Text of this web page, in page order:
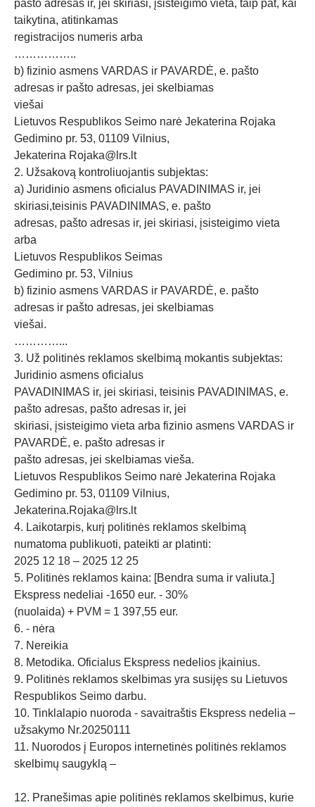
pašto adresas ir, jei skiriasi, įsisteigimo vieta, taip pat, kai
taikytina, atitinkamas
registracijos numeris arba
……………..
b) fizinio asmens VARDAS ir PAVARDĖ, e. pašto
adresas ir pašto adresas, jei skelbiamas
viešai
Lietuvos Respublikos Seimo narė Jekaterina Rojaka
Gedimino pr. 53, 01109 Vilnius,
Jekaterina Rojaka@lrs.lt
2. Užsakovą kontroliuojantis subjektas:
a) Juridinio asmens oficialus PAVADINIMAS ir, jei
skiriasi,teisinis PAVADINIMAS, e. pašto
adresas, pašto adresas ir, jei skiriasi, įsisteigimo vieta
arba
Lietuvos Respublikos Seimas
Gedimino pr. 53, Vilnius
b) fizinio asmens VARDAS ir PAVARDĖ, e. pašto
adresas ir pašto adresas, jei skelbiamas
viešai.
…………...
3. Už politinės reklamos skelbimą mokantis subjektas:
Juridinio asmens oficialus
PAVADINIMAS ir, jei skiriasi, teisinis PAVADINIMAS, e.
pašto adresas, pašto adresas ir, jei
skiriasi, įsisteigimo vieta arba fizinio asmens VARDAS ir
PAVARDĖ, e. pašto adresas ir
pašto adresas, jei skelbiamas vieša.
Lietuvos Respublikos Seimo narė Jekaterina Rojaka
Gedimino pr. 53, 01109 Vilnius,
Jekaterina.Rojaka@lrs.lt
4. Laikotarpis, kurį politinės reklamos skelbimą
numatoma publikuoti, pateikti ar platinti:
2025 12 18 – 2025 12 25
5. Politinės reklamos kaina: [Bendra suma ir valiuta.]
Ekspress nedeliai -1650 eur. - 30%
(nuolaida) + PVM = 1 397,55 eur.
6. - nėra
7. Nereikia
8. Metodika. Oficialus Ekspress nedelios įkainius.
9. Politinės reklamos skelbimas yra susijęs su Lietuvos
Respublikos Seimo darbu.
10. Tinklalapio nuoroda - savaitraštis Ekspress nedelia –
užsakymo Nr.20250111
11. Nuorodos į Europos internetinės politinės reklamos
skelbimų saugyklą –
12. Pranešimas apie politinės reklamos skelbimus, kurie